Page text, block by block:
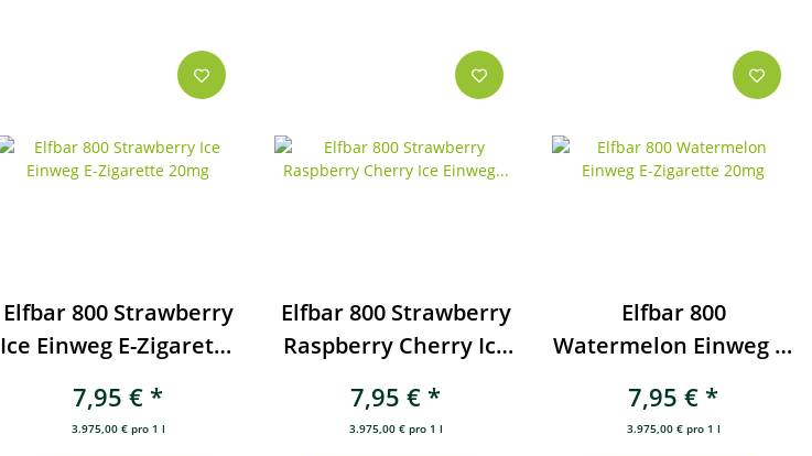
Elfbar 800 Strawberry
Ice Einweg E-Zigarette
7,95 € *
3.975,00 € pro 1 l
Elfbar 800 Strawberry
Raspberry Cherry Ice
20mg
7,95 € *
3.975,00 € pro 1 l
Elfbar 800
Watermelon Einweg E-
7,95 € *
3.975,00 € pro 1 l